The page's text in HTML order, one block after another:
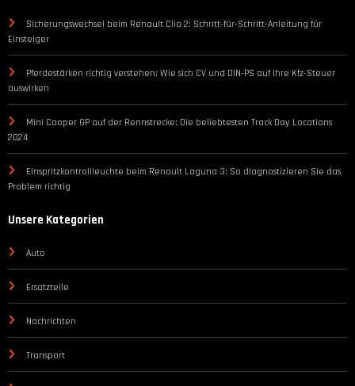
Sicherungswechsel beim Renault Clio 2: Schritt-für-Schritt-Anleitung für
Einsteiger
Pferdestärken richtig verstehen: Wie sich CV und DIN-PS auf Ihre Kfz-Steuer
auswirken
Mini Cooper GP auf der Rennstrecke: Die beliebtesten Track Day Locations
2024
Einspritzkontrollleuchte beim Renault Laguna 3: So diagnostizieren Sie das
Problem richtig
Unsere Kategorien
Auto
Ersatzteile
Nachrichten
Transport